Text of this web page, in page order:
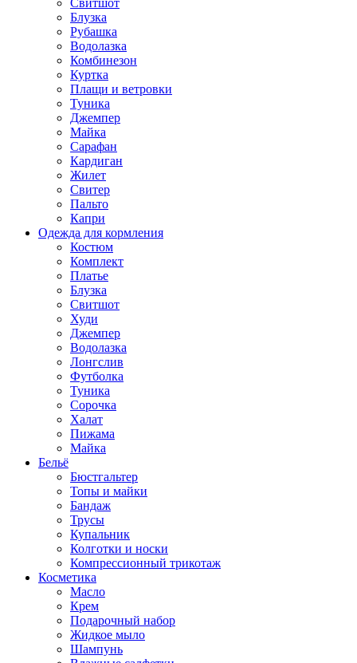
Свитшот
Блузка
Рубашка
Водолазка
Комбинезон
Куртка
Плащи и ветровки
Туника
Джемпер
Майка
Сарафан
Кардиган
Жилет
Свитер
Пальто
Капри
Одежда для кормления
Костюм
Комплект
Платье
Блузка
Свитшот
Худи
Джемпер
Водолазка
Лонгслив
Футболка
Туника
Сорочка
Халат
Пижама
Майка
Бельё
Бюстгальтер
Топы и майки
Бандаж
Трусы
Купальник
Колготки и носки
Компрессионный трикотаж
Косметика
Масло
Крем
Подарочный набор
Жидкое мыло
Шампунь